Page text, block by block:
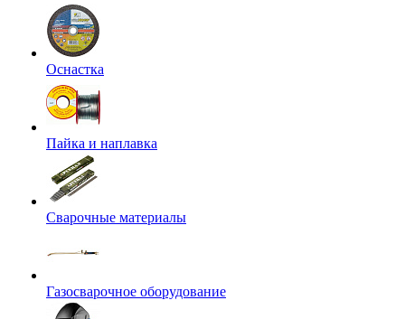
Оснастка
Пайка и наплавка
Сварочные материалы
Газосварочное оборудование